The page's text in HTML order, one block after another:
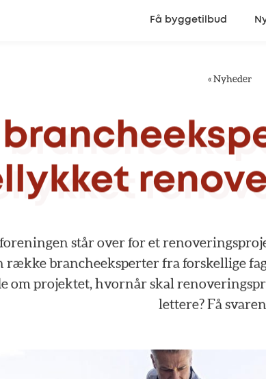
Få byggetilbud
« Nyheder
ståroverforet
rækkebrancheeksperterfraforskellige
om projektet,hvornårskal
lettere? Få